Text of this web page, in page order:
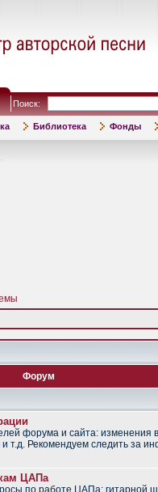
Поиск:
Библиотека Фонды
Форум
форума и сайта: изменения
т.д. Рекомендуем следить за
ЦАПа
по работе ЦАПа: гитарной